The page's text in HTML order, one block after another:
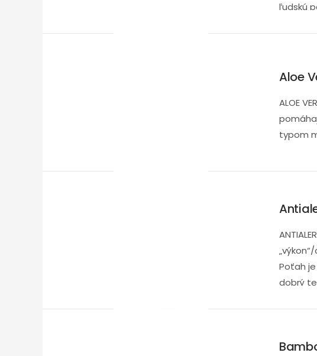
ľudskú
Aloe
ALOE
typom
Poťah
dobrý